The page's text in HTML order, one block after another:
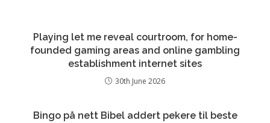
Playing let me reveal courtroom, for home-
founded gaming areas and online gambling
establishment internet sites
30th June 2026
Bingo på nett Bibel addert pekere til beste